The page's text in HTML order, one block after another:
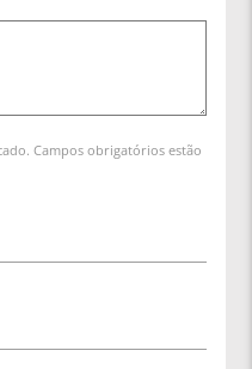
Campos obrigatórios estão